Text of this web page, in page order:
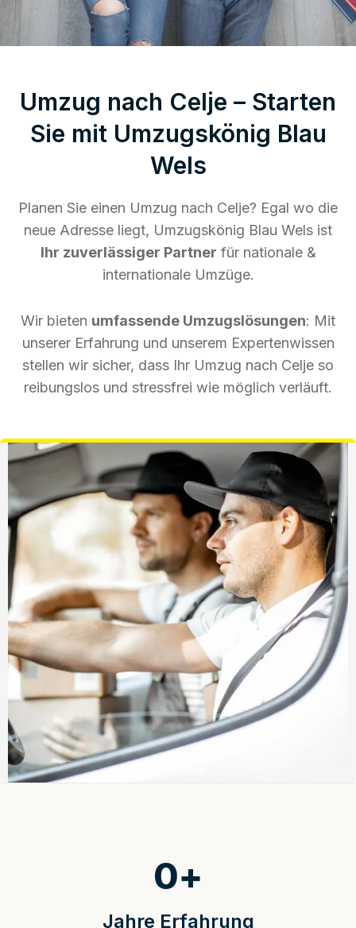
Umzug nach Celje – Starten
Sie mit Umzugskönig Blau
Wels
Planen Sie einen Umzug nach Celje? Egal wo die
neue Adresse liegt, Umzugskönig Blau Wels ist
Ihr zuverlässiger Partner für nationale &
internationale Umzüge.
Wir bieten umfassende Umzugslösungen: Mit
unserer Erfahrung und unserem Expertenwissen
stellen wir sicher, dass Ihr Umzug nach Celje so
reibungslos und stressfrei wie möglich verläuft.
Jahre Erfahrung
0+